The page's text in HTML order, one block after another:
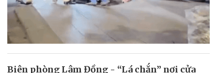
Biên phòng Lâm Đồng - “Lá chắn” nơi cửa